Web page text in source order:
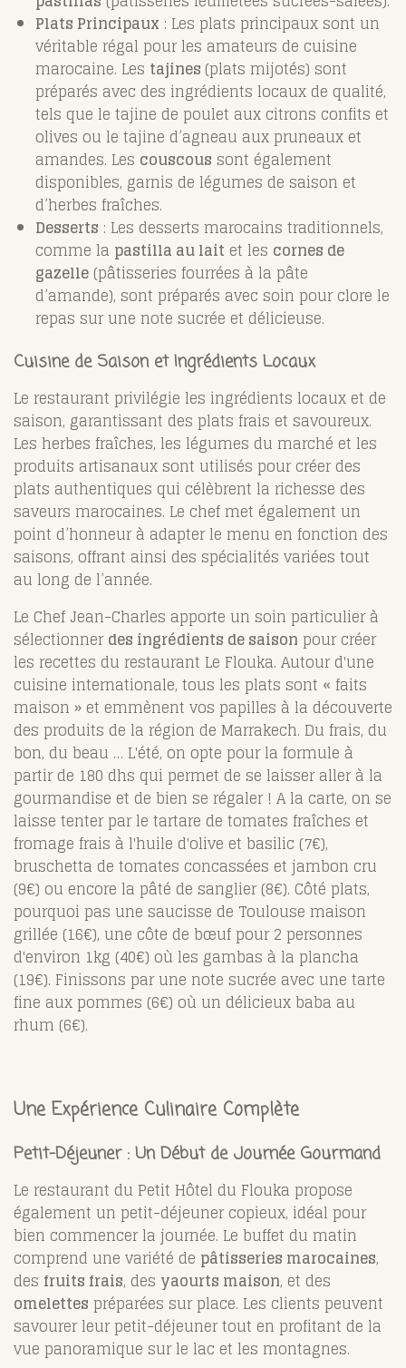
Plats Principaux : Les plats principaux sont un
véritable régal pour les amateurs de cuisine
marocaine. Les tajines (plats mijotés) sont
préparés avec des ingrédients locaux de qualité,
tels que le tajine de poulet aux citrons confits et
olives ou le tajine d’agneau aux pruneaux et
amandes. Les couscous sont également
disponibles, garnis de légumes de saison et
d’herbes fraîches.
Desserts : Les desserts marocains traditionnels,
comme la pastilla au lait et les cornes de
gazelle (pâtisseries fourrées à la pâte
d’amande), sont préparés avec soin pour clore le
repas sur une note sucrée et délicieuse.
Cuisine de Saison et Ingrédients Locaux
Le restaurant privilégie les ingrédients locaux et de
saison, garantissant des plats frais et savoureux.
Les herbes fraîches, les légumes du marché et les
produits artisanaux sont utilisés pour créer des
plats authentiques qui célèbrent la richesse des
saveurs marocaines. Le chef met également un
point d’honneur à adapter le menu en fonction des
saisons, offrant ainsi des spécialités variées tout
au long de l’année.
Le Chef Jean-Charles apporte un soin particulier à
sélectionnerdes ingrédients de saison pour créer
les recettes du restaurant Le Flouka. Autour d'une
cuisine internationale, tous les plats sont « faits
maison » et emmènent vos papilles à la découverte
des produits de la région de Marrakech. Du frais, du
bon, du beau … L'été, on opte pour la formule à
partir de 180 dhs qui permet de se laisser aller à la
gourmandise et de bien se régaler ! A la carte, on se
laisse tenter par le tartare de tomates fraîches et
fromage frais à l'huile d'olive et basilic (7€),
bruschetta de tomates concassées et jambon cru
(9€) ou encore la pâté de sanglier (8€). Côté plats,
pourquoi pas une saucisse de Toulouse maison
grillée (16€), une côte de bœuf pour 2 personnes
d'environ 1kg (40€) où les gambas à la plancha
(19€). Finissons par une note sucrée avec une tarte
fine aux pommes (6€) où un délicieux baba au
rhum (6€).
Une Expérience Culinaire Complète
Petit-Déjeuner : Un Début de Journée Gourmand
Le restaurant du Petit Hôtel du Flouka propose
également un petit-déjeuner copieux, idéal pour
bien commencer la journée. Le buffet du matin
comprend une variété de pâtisseries marocaines,
des fruits frais, des yaourts maison, et des
omelettes préparées sur place. Les clients peuvent
savourer leur petit-déjeuner tout en profitant de la
vue panoramique sur le lac et les montagnes.